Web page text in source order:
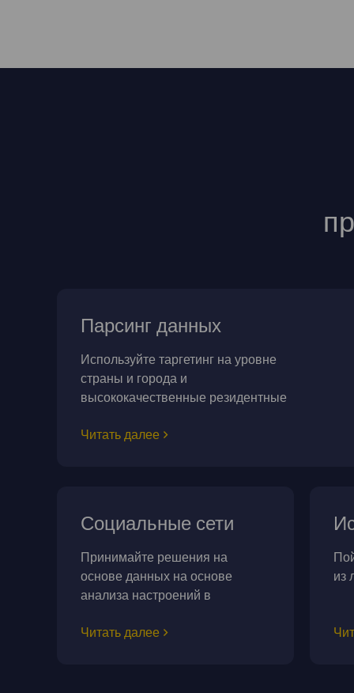
Парсинг данных
Используйте таргетинг на уровне
страны и города и
высококачественные резидентные
Читать далее
Социальные сети
Принимайте решения на
основе данных на основе
анализа настроений в
Читать далее
из